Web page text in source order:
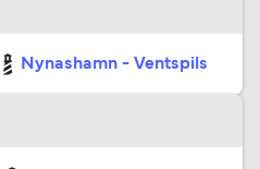
Nynashamn - Ventspils